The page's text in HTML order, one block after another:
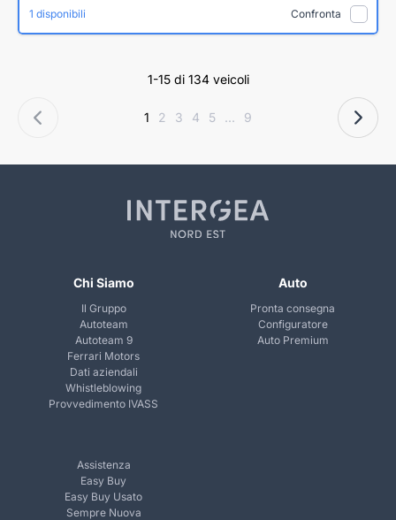
1 disponibili Confronta
1-15 di 134 veicoli
1 2 3 4 5 ... 9
Chi Siamo
Il Gruppo
Autoteam
Autoteam 9
Ferrari Motors
Dati aziendali
Whistleblowing
Provvedimento IVASS
Auto
Pronta consegna
Configuratore
Auto Premium
Assistenza
Easy Buy
Easy Buy Usato
Sempre Nuova